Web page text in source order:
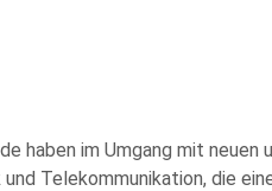
haben im Umgang mit neuen
Telekommunikation, die